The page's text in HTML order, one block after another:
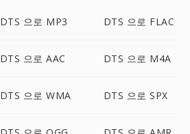
DTS 으로 MP3 DTS 으로 FLAC
DTS 으로 AAC DTS 으로 M4A
DTS 으로 WMA DTS 으로 SPX